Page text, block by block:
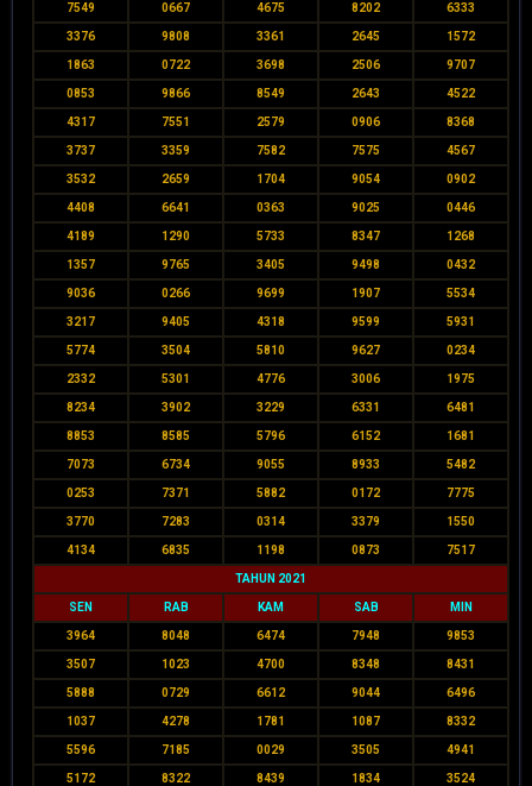
7549 0667 4675 8202 6333
3376 9808 3361 2645 1572
1863 0722 3698 2506 9707
0853 9866 8549 2643 4522
4317 7551 2579 0906 8368
3737 3359 7582 7575 4567
3532 2659 1704 9054 0902
4408 6641 0363 9025 0446
4189 1290 5733 8347 1268
1357 9765 3405 9498 0432
9036 0266 9699 1907 5534
3217 9405 4318 9599 5931
5774 3504 5810 9627 0234
2332 5301 4776 3006 1975
8234 3902 3229 6331 6481
8853 8585 5796 6152 1681
7073 6734 9055 8933 5482
0253 7371 5882 0172 7775
3770 7283 0314 3379 1550
4134 6835 1198 0873 7517
TAHUN 2021
SEN RAB KAM SAB MIN
3964 8048 6474 7948 9853
3507 1023 4700 8348 8431
5888 0729 6612 9044 6496
1037 4278 1781 1087 8332
5596 7185 0029 3505 4941
5172 8322 8439 1834 3524